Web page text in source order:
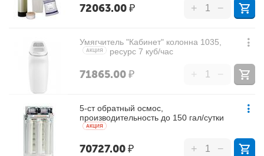
72063.00₽ + −
Умягчитель "Кабинет" колонна 1035,
ресурс 7 куб/час
AКЦИЯ
71865.00₽ + −
5-ст обратный осмос,
производительность до 150 гал/сутки
AКЦИЯ
70727.00₽ + −